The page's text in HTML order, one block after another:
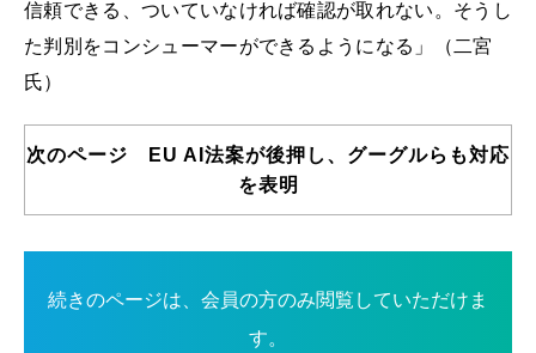
信頼できる、ついていなければ確認が取れない。そうし
た判別をコンシューマーができるようになる」（二宮
氏）
次のページ EU AI法案が後押し、グーグルらも対応
を表明
続きのページは、会員の方のみ閲覧していただけま
す。